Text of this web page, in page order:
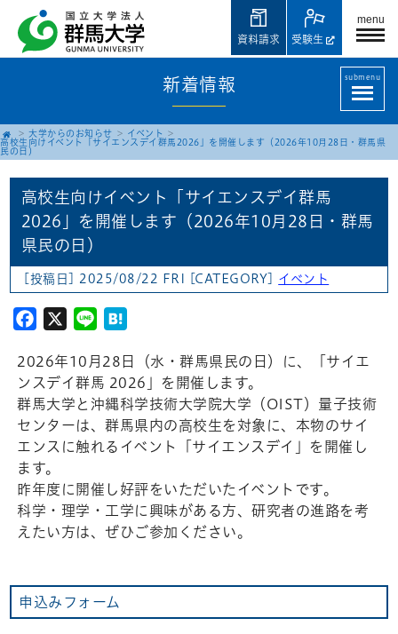
menu
受験生
資料請求
新着情報 submenu
大学からのお知らせ
イベント
高校生向けイベント「サイエンスデイ群馬2026」を開催します（2026年10月28日・群馬県
民の日）
高校生向けイベント「サイエンスデイ群馬
2026」を開催します（2026年10月28日・群馬
県民の日）
[投稿日] 2025/08/22 FRI [CATEGORY] イベント
Facebook
X Line
2026年10月28日（水・群馬県民の日）に、「サイエ
ンスデイ群馬 2026」を開催します。
群馬大学と沖縄科学技術大学院大学（OIST）量子技術
センターは、群馬県内の高校生を対象に、本物のサイ
エンスに触れるイベント「サイエンスデイ」を開催し
ます。
昨年度に開催し好評をいただいたイベントです。
科学・理学・工学に興味がある方、研究者の進路を考
えたい方は、ぜひご参加ください。
申込みフォーム